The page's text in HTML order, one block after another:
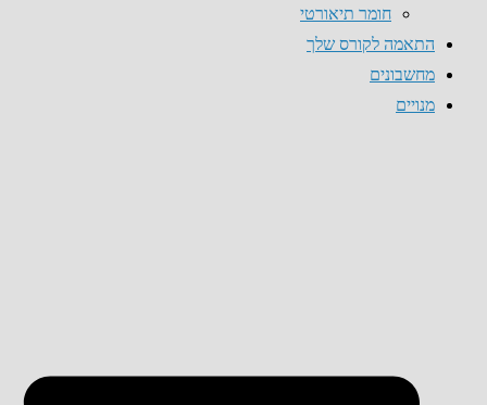
חומר תיאורטי
התאמה לקורס שלך
מחשבונים
מנויים